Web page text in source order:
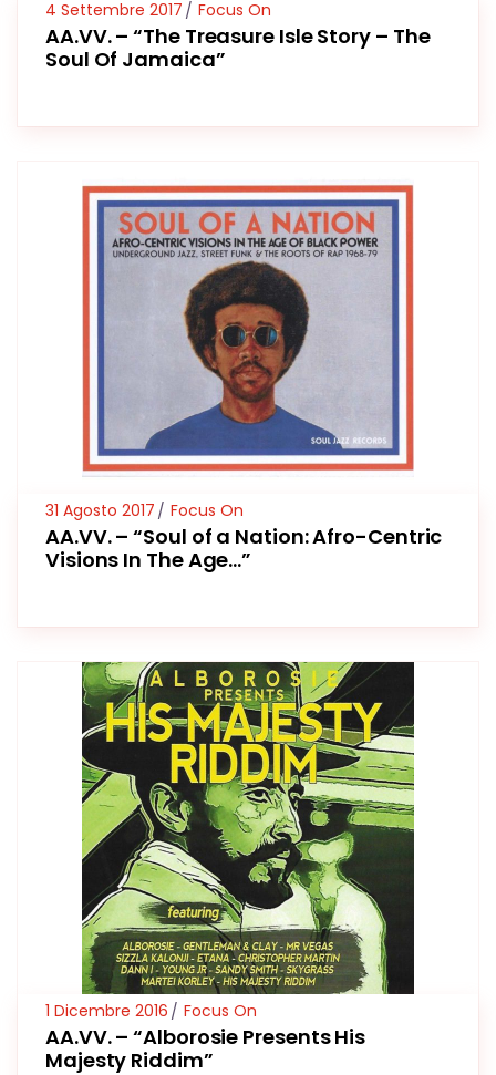
4 Settembre 2017 Focus On
AA.VV. – “The Treasure Isle Story – The
Soul Of Jamaica”
31 Agosto 2017 Focus On
AA.VV. – “Soul of a Nation: Afro-Centric
Visions In The Age…”
1 Dicembre 2016 Focus On
AA.VV. – “Alborosie Presents His
Majesty Riddim”